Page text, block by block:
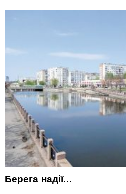
Берега надії…